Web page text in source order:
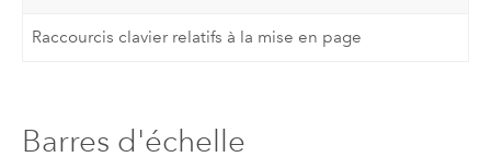
Raccourcis clavier relatifs à la mise en page
Barres d'échelle